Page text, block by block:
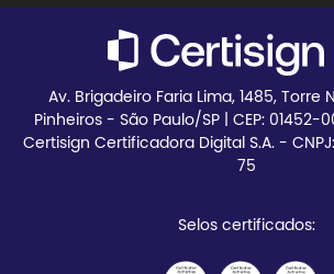
Av. Brigadeiro Faria Lima, 1485, Torre
Pinheiros - São Paulo/SP | CEP: 01452-
Certisign Certificadora Digital S.A. -
75
Selos certificados: